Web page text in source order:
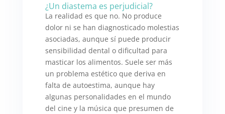
¿Un diastema es perjudicial?
La realidad es que no. No produce
dolor ni se han diagnosticado molestias
asociadas, aunque sí puede producir
sensibilidad dental o dificultad para
masticar los alimentos. Suele ser más
un problema estético que deriva en
falta de autoestima, aunque hay
algunas personalidades en el mundo
del cine y la música que presumen de